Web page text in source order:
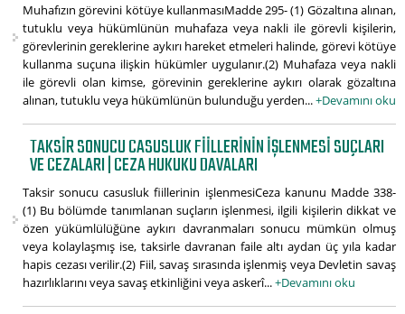
Muhafızın görevini kötüye kullanmasıMadde 295- (1) Gözaltına alınan,
tutuklu veya hükümlünün muhafaza veya nakli ile görevli kişilerin,
görevlerinin gereklerine aykırı hareket etmeleri halinde, görevi kötüye
kullanma suçuna ilişkin hükümler uygulanır.(2) Muhafaza veya nakli
ile görevli olan kimse, görevinin gereklerine aykırı olarak gözaltına
alınan, tutuklu veya hükümlünün bulunduğu yerden...+Devamını oku
TAKSIR SONUCU CASUSLUK FIILLERININ IŞLENMESI SUÇLARI
VE CEZALARI | CEZA HUKUKU DAVALARI
Taksir sonucu casusluk fiillerinin işlenmesiCeza kanunu Madde 338-
(1) Bu bölümde tanımlanan suçların işlenmesi, ilgili kişilerin dikkat ve
özen yükümlülüğüne aykırı davranmaları sonucu mümkün olmuş
veya kolaylaşmış ise, taksirle davranan faile altı aydan üç yıla kadar
hapis cezası verilir.(2) Fiil, savaş sırasında işlenmiş veya Devletin savaş
hazırlıklarını veya savaş etkinliğini veya askerî...+Devamını oku